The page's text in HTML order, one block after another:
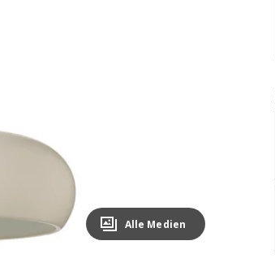
Alle Medien